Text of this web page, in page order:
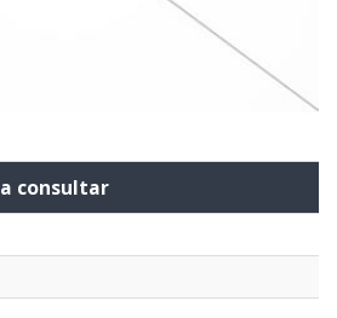
a consultar